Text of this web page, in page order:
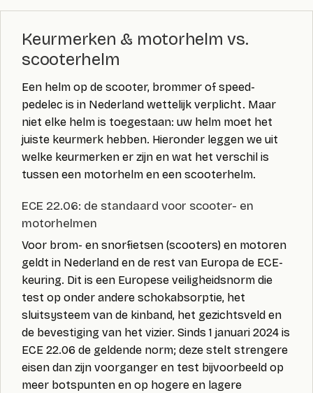
Keurmerken & motorhelm vs.
scooterhelm
Een helm op de scooter, brommer of speed-
pedelec is in Nederland wettelijk verplicht. Maar
niet elke helm is toegestaan: uw helm moet het
juiste keurmerk hebben. Hieronder leggen we uit
welke keurmerken er zijn en wat het verschil is
tussen een motorhelm en een scooterhelm.
ECE 22.06: de standaard voor scooter- en
motorhelmen
Voor brom- en snorfietsen (scooters) en motoren
geldt in Nederland en de rest van Europa de ECE-
keuring. Dit is een Europese veiligheidsnorm die
test op onder andere schokabsorptie, het
sluitsysteem van de kinband, het gezichtsveld en
de bevestiging van het vizier. Sinds 1 januari 2024 is
ECE 22.06 de geldende norm; deze stelt strengere
eisen dan zijn voorganger en test bijvoorbeeld op
meer botspunten en op hogere en lagere